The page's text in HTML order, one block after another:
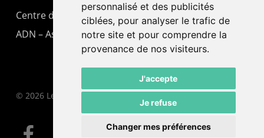
personnalisé et des publicités
ciblées, pour analyser le trafic de
notre site et pour comprendre la
provenance de nos visiteurs.
J'accepte
Je refuse
Changer mes préférences
Centre de culture ABC
ADN – Association Danse Neuchâtel
© 2026 Le Pommier.
facebook email